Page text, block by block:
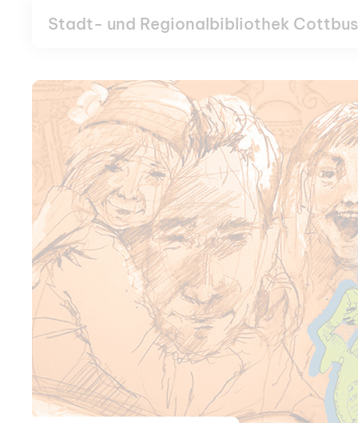
Stadt- und Regionalbibliothek Cottbus